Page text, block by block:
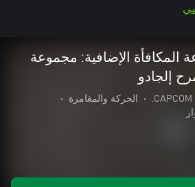
المكافأة الإضافية: مجموعة
إلجادو
CAPCOM
• الحركة والمغامرة
•